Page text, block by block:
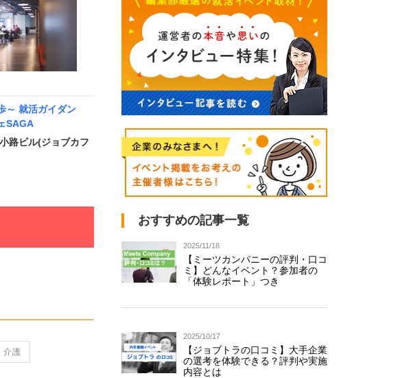
～ 就活ガイダン
SAGA
路ビル(ジョブカフ
介護
おすすめの記事一覧
2025/11/18
【ミーツカンパニーの評判・口コ
ミ】どんなイベント？参加者の
「体験レポート」つき
2025/10/17
【ジョブトラの口コミ】大手企業
の選考を体験できる？評判や実施
内容とは